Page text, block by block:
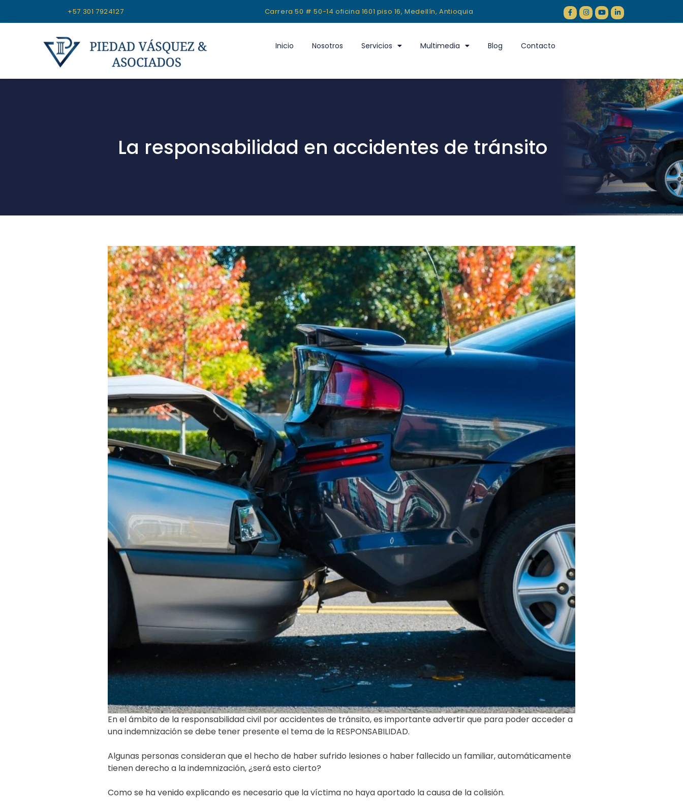
+57 301 7924127 Carrera 50 # 50-14 oficina 1601 piso 16, Medellín, Antioquia
Inicio Nosotros Servicios Multimedia Blog Contacto
La responsabilidad en accidentes de tránsito
En el ámbito de la responsabilidad civil por accidentes de tránsito, es importante advertir que para poder acceder a
una indemnización se debe tener presente el tema de la RESPONSABILIDAD.
Algunas personas consideran que el hecho de haber sufrido lesiones o haber fallecido un familiar, automáticamente
tienen derecho a la indemnización, ¿será esto cierto?
Como se ha venido explicando es necesario que la víctima no haya aportado la causa de la colisión.